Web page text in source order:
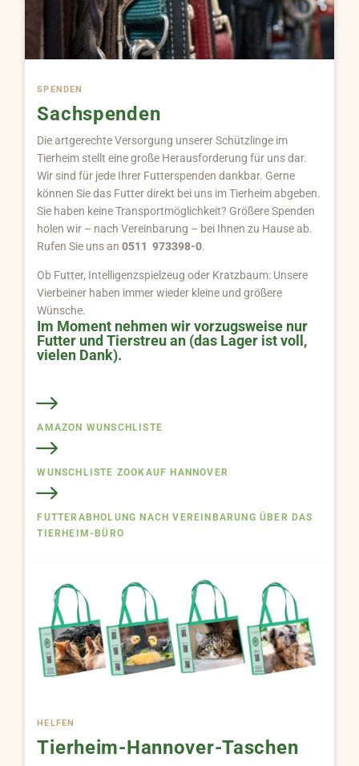
SPENDEN
Sachspenden
Die artgerechte Versorgung unserer Schützlinge im
Tierheim stellt eine große Herausforderung für uns dar.
Wir sind für jede Ihrer Futterspenden dankbar. Gerne
können Sie das Futter direkt bei uns im Tierheim abgeben.
Sie haben keine Transportmöglichkeit? Größere Spenden
holen wir – nach Vereinbarung – bei Ihnen zu Hause ab.
Rufen Sie uns an0511 973398-0.
Ob Futter, Intelligenzspielzeug oder Kratzbaum: Unsere
Vierbeiner haben immer wieder kleine und größere
Wünsche.
Im Moment nehmen wir vorzugsweise nur
Futter und Tierstreu an (das Lager ist voll,
vielen Dank).
AMAZON WUNSCHLISTE
WUNSCHLISTE ZOOKAUF HANNOVER
FUTTERABHOLUNG NACH VEREINBARUNG ÜBER DAS
TIERHEIM-BÜRO
HELFEN
Tierheim-Hannover-Taschen